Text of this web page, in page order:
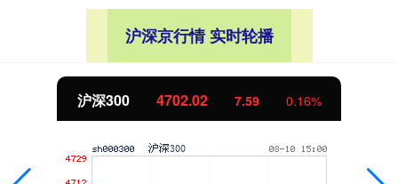
沪深京行情 实时轮播
7.59 0.16%